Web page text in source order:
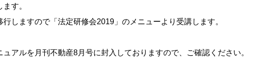
す。
しますので「法定研修会2019」のメニューより受講します。
アルを月刊不動産8月号に封入しておりますので、ご確認ください。